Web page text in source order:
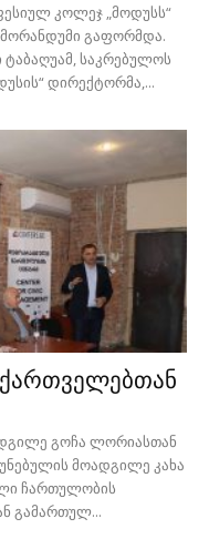
კოლეჯ „მოდუსს“
გაფორმდა.
ტაბაღუამ, საკრებულოს
დირექტორმა,...
გოჩა ლორიასთან
მოადგილე კახა
ჩართულობის
გამართულ...